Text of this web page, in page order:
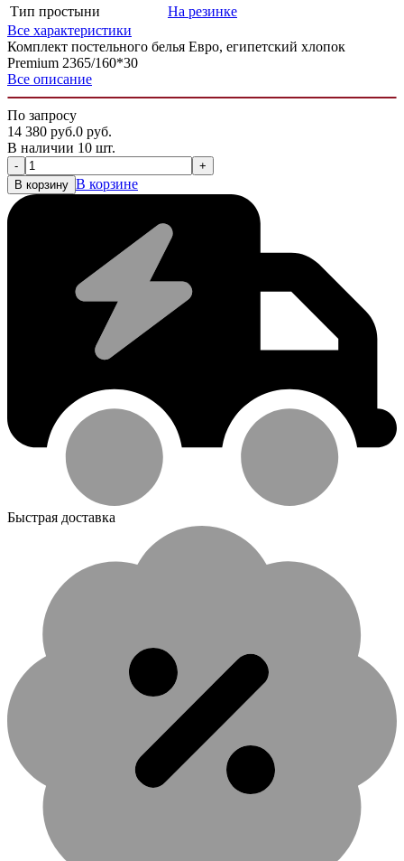
Тип простыни
На резинке
Все характеристики
Комплект постельного белья Евро, египетский хлопок
Premium 2365/160*30
Все описание
По запросу
14 380 руб.0 руб.
В наличии 10 шт.
-
+
В корзину В корзине
Быстрая доставка